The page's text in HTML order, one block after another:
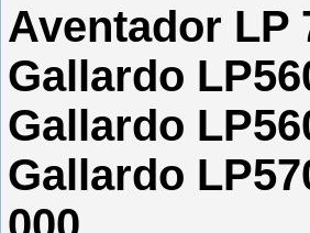
Aventador LP
Gallardo
Gallardo
Gallardo